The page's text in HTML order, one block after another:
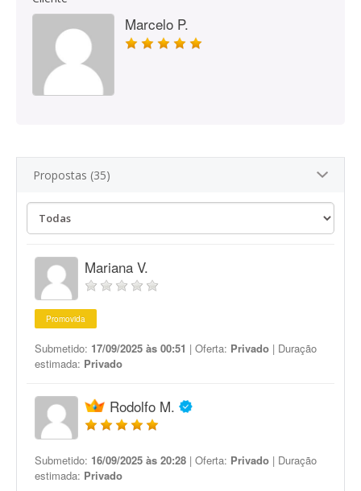
Marcelo P.
Propostas (35)
Mariana V.
Promovida
Submetido: 17/09/2025 às 00:51 | Oferta: Privado | Duração
estimada: Privado
Rodolfo M.
Submetido: 16/09/2025 às 20:28 | Oferta: Privado | Duração
estimada: Privado